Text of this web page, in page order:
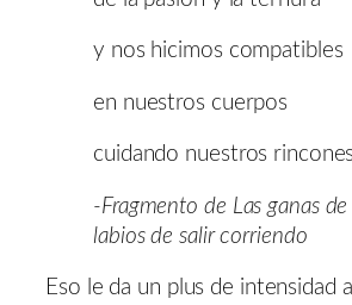
y nos hicimos compatibles
en nuestros cuerpos
cuidando nuestros
-Fragmento de Las ganas
labios de salir corriendo
Eso le da un plus de intensidad